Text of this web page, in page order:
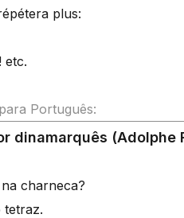
plus:
etc.
Português:
dinamarquês (Adolphe
charneca?
tetraz.